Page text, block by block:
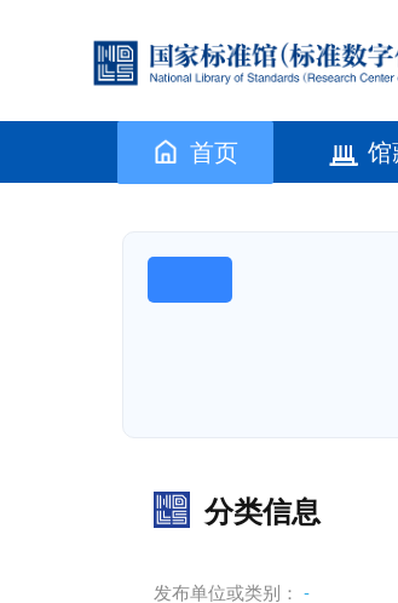
首页
分类信息
发布单位或类别： -